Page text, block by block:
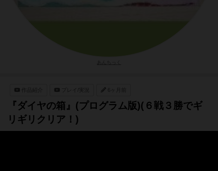
作品紹介
『ダイヤの箱』(プログラム版)(６戦３勝でギ
リギリクリア！)